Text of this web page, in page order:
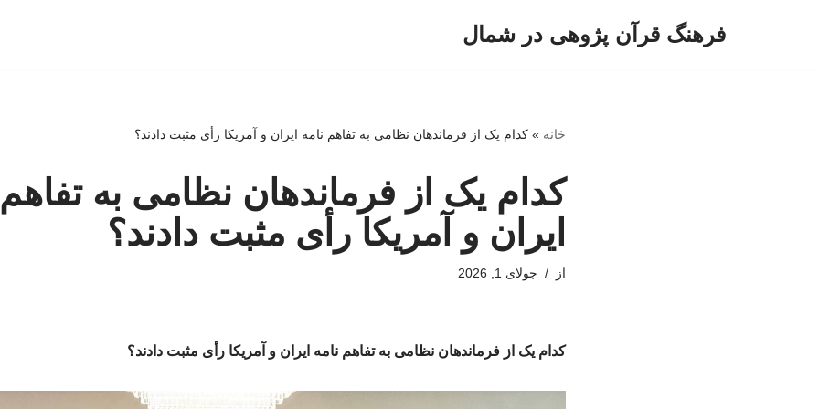
فرهنگ قرآن پژوهی در شمال
خانه »کدام یک از فرماندهان نظامی به تفاهم نامه ایران و آمریکا رأی مثبت دادند؟
کدام یک از فرماندهان نظامی به
ایران و آمریکا رأی مثبت دادند؟
از جولای 1, 2026
کدام یک از فرماندهان نظامی به تفاهم نامه ایران و آمریکا رأی مثبت دادند؟